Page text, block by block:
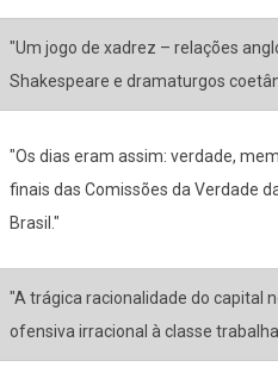
"Um jogo de xadrez – relações
Shakespeare e dramaturgos
"Os dias eram assim: verdade,
finais das Comissões da Verdade
Brasil."
"A trágica racionalidade do capital
ofensiva irracional à classe